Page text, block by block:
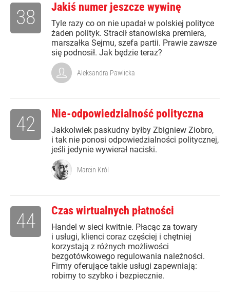
Jakiś numer jeszcze wywinę
Tyle razy co on nie upadał w polskiej polityce
żaden polityk. Stracił stanowiska premiera,
marszałka Sejmu, szefa partii. Prawie zawsze
się podnosił. Jak będzie teraz?
38
Aleksandra Pawlicka
Nie-odpowiedzialność polityczna
Jakkolwiek paskudny byłby Zbigniew Ziobro,
i tak nie ponosi odpowiedzialności politycznej,
jeśli jedynie wywierał naciski.
42
Marcin Król
Czas wirtualnych płatności
Handel w sieci kwitnie. Płacąc za towary
i usługi, klienci coraz częściej i chętniej
korzystają z różnych możliwości
bezgotówkowego regulowania należności.
Firmy oferujące takie usługi zapewniają:
robimy to szybko i bezpiecznie.
44